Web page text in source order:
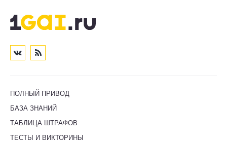
ПОЛНЫЙ ПРИВОД
БАЗА ЗНАНИЙ
ТАБЛИЦА ШТРАФОВ
ТЕСТЫ И ВИКТОРИНЫ